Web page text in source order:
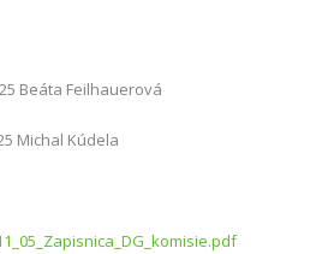
Beáta Feilhauerová
Michal Kúdela